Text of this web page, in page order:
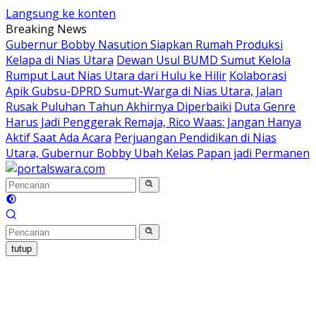
Langsung ke konten
Breaking News
Gubernur Bobby Nasution Siapkan Rumah Produksi
Kelapa di Nias Utara Dewan Usul BUMD Sumut Kelola
Rumput Laut Nias Utara dari Hulu ke Hilir Kolaborasi
Apik Gubsu-DPRD Sumut-Warga di Nias Utara, Jalan
Rusak Puluhan Tahun Akhirnya Diperbaiki Duta Genre
Harus Jadi Penggerak Remaja, Rico Waas: Jangan Hanya
Aktif Saat Ada Acara Perjuangan Pendidikan di Nias
Utara, Gubernur Bobby Ubah Kelas Papan jadi Permanen
tutup